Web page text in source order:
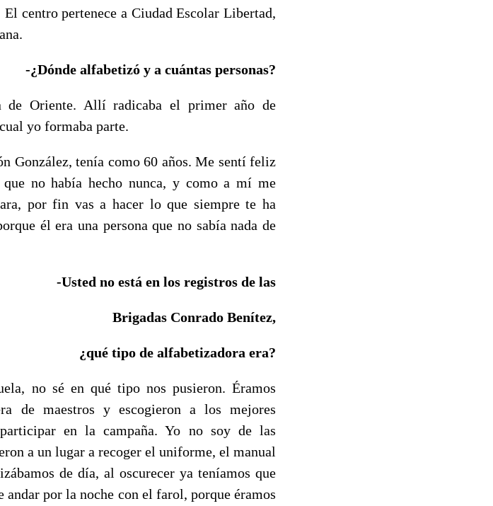
El centro pertenece a Ciudad Escolar Libertad,
-¿Dónde alfabetizó y a cuántas personas?
de Oriente. Allí radicaba el primer año de
yo formaba parte.
González, tenía como 60 años. Me sentí feliz
no había hecho nunca, y como a mí me
por fin vas a hacer lo que siempre te ha
él era una persona que no sabía nada de
-Usted no está en los registros de las
Brigadas Conrado Benítez,
¿qué tipo de alfabetizadora era?
no sé en qué tipo nos pusieron. Éramos
de maestros y escogieron a los mejores
en la campaña. Yo no soy de las
a un lugar a recoger el uniforme, el manual
de día, al oscurecer ya teníamos que
andar por la noche con el farol, porque éramos